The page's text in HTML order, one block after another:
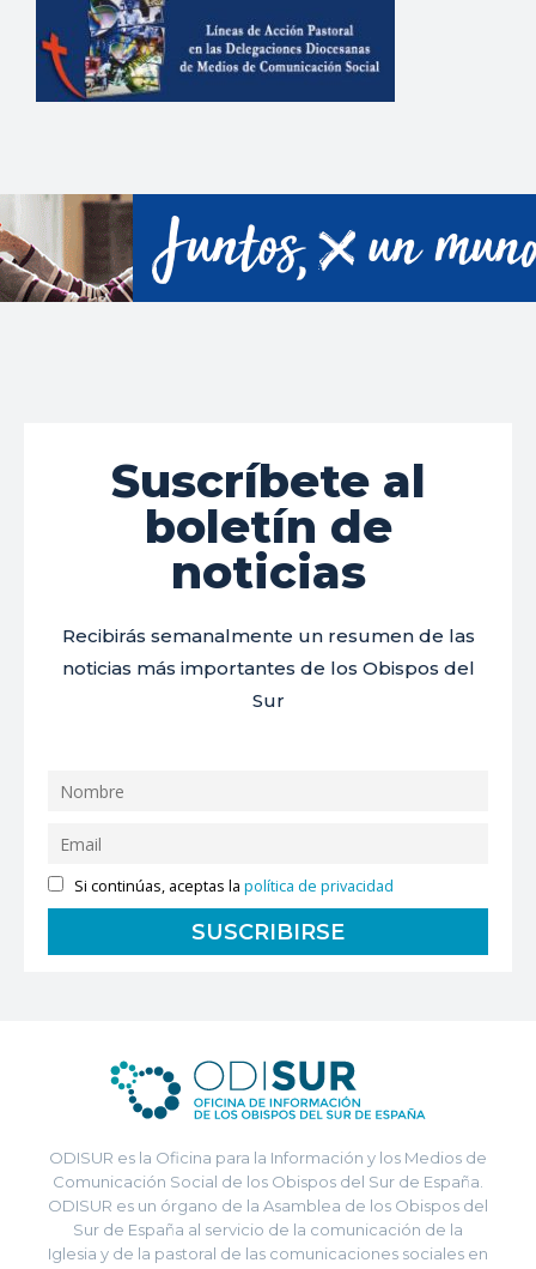
Suscríbete al
boletín de
noticias
Recibirás semanalmente un resumen de las
noticias más importantes de los Obispos del
Sur
Si continúas, aceptas lapolítica de privacidad
ODISUR es la Oficina para la Información y los Medios de
Comunicación Social de los Obispos del Sur de España.
ODISUR es un órgano de la Asamblea de los Obispos del
Sur de España al servicio de la comunicación de la
Iglesia y de la pastoral de las comunicaciones sociales en